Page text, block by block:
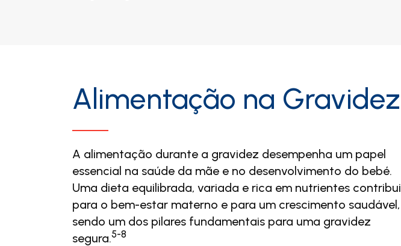
Alimentação na Gravidez
A alimentação durante a gravidez desempenha um papel
essencial na saúde da mãe e no desenvolvimento do bebé.
Uma dieta equilibrada, variada e rica em nutrientes contribui
para o bem-estar materno e para um crescimento saudável,
sendo um dos pilares fundamentais para uma gravidez
segura.5-8